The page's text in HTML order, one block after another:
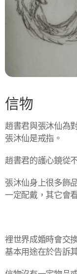
信物
趙書君與張沐仙為
張沐仙是戒指。
趙書君的護心鏡從
張沐仙身上很多飾
一定配戴，其它會
裡世界成婚時會交
基本用途在於告訴